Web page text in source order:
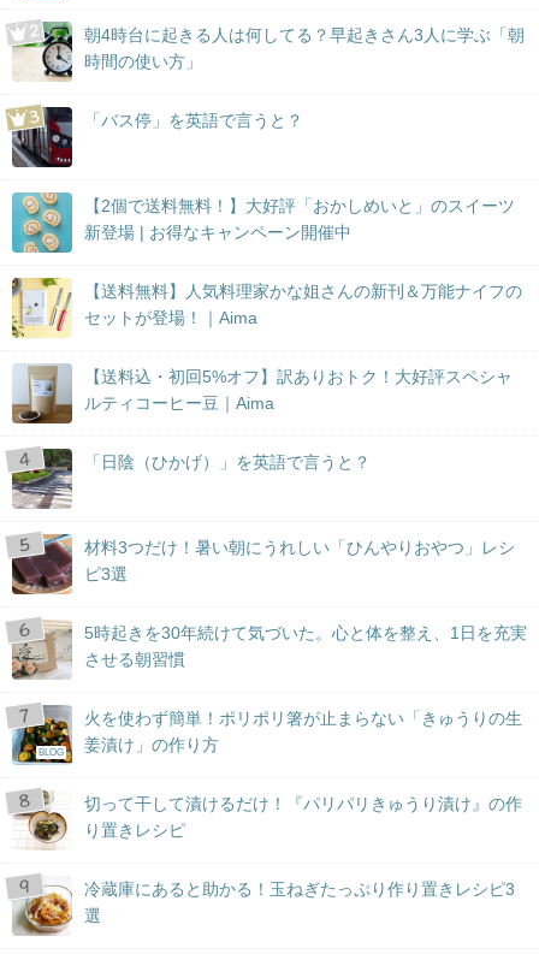
朝4時台に起きる人は何してる？早起きさん3人に学ぶ「朝
時間の使い方」
「バス停」を英語で言うと？
【2個で送料無料！】大好評「おかしめいと」のスイーツ
新登場 | お得なキャンペーン開催中
【送料無料】人気料理家かな姐さんの新刊＆万能ナイフの
セットが登場！｜Aima
【送料込・初回5%オフ】訳ありおトク！大好評スペシャ
ルティコーヒー豆｜Aima
「日陰（ひかげ）」を英語で言うと？
材料3つだけ！暑い朝にうれしい「ひんやりおやつ」レシ
ピ3選
5時起きを30年続けて気づいた。心と体を整え、1日を充実
させる朝習慣
BLOG
火を使わず簡単！ポリポリ箸が止まらない「きゅうりの生
姜漬け」の作り方
切って干して漬けるだけ！『パリパリきゅうり漬け』の作
り置きレシピ
冷蔵庫にあると助かる！玉ねぎたっぷり作り置きレシピ3
選